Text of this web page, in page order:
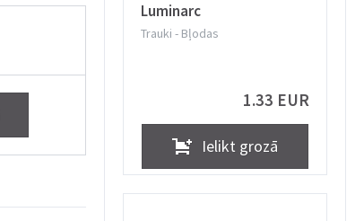
Luminarc
Trauki - Bļodas
1.33 EUR
Ielikt grozā